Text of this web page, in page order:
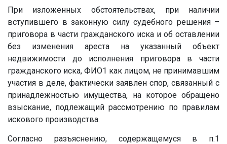
При изложенных обстоятельствах, при наличии
вступившего в законную силу судебного решения –
приговора в части гражданского иска и об оставлении
без изменения ареста на указанный объект
недвижимости до исполнения приговора в части
гражданского иска, ФИО1 как лицом, не принимавшим
участия в деле, фактически заявлен спор, связанный с
принадлежностью имущества, на которое обращено
взыскание, подлежащий рассмотрению по правилам
искового производства.
Согласно разъяснению, содержащемуся в п.1